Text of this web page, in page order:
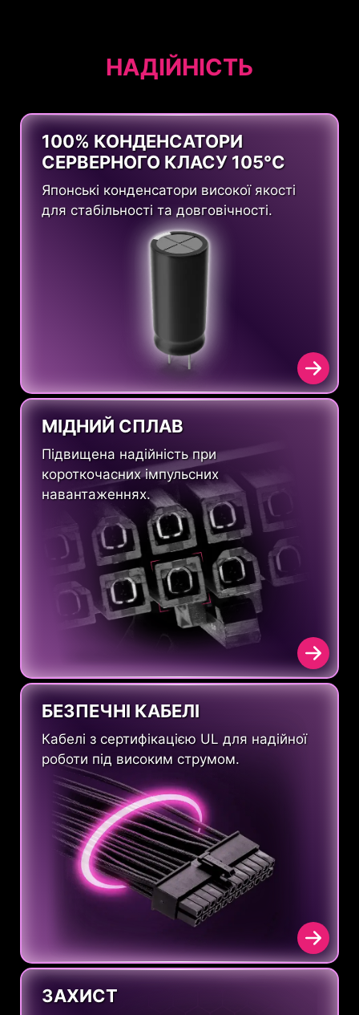
НАДІЙНІСТЬ
100% КОНДЕНСАТОРИ
СЕРВЕРНОГО КЛАСУ 105°C
Японські конденсатори високої якості
для стабільності та довговічності.
МІДНИЙ СПЛАВ
Підвищена надійність при
короткочасних імпульсних
навантаженнях.
БЕЗПЕЧНІ КАБЕЛІ
Кабелі з сертифікацією UL для надійної
роботи під високим струмом.
ЗАХИСТ